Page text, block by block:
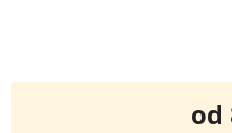
od